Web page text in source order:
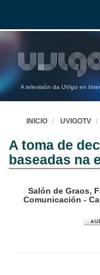
A televisión da UVigo en
INICIO UVIGOTV
A toma de
baseadas na
Salón de Graos,
Comunicación -